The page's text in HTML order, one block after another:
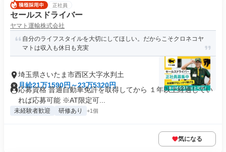
正社員
セールスドライバー
ヤマト運輸株式会社
自分のライフスタイルを大切にしてほしい。だからこそクロネコヤ
マトは収入も休日も充実
埼玉県さいたま市西区大字水判土
月給21万1590円～23万5320円
応募資格 普通自動車免許を取得してから １年以上経過してい
れば応募可能 ※AT限定可...
未経験者歓迎 研修あり +1個
気になる